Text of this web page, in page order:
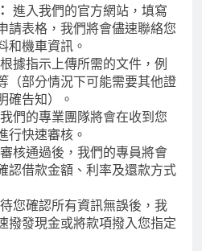
進入我們的官方網站，填寫
請表格，我們將會儘速聯絡您
和機車資訊。
根據指示上傳所需的文件，例
（部分情況下可能需要其他證
確告知）。
我們的專業團隊將會在收到您
行快速審核。
審核通過後，我們的專員將會
認借款金額、利率及還款方式
待您確認所有資訊無誤後，我
撥發現金或將款項撥入您指定